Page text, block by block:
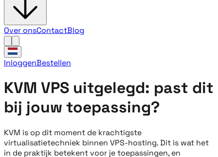
Over onsContactBlog
InloggenBestellen
KVM VPS uitgelegd: past dit
bij jouw toepassing?
KVM is op dit moment de krachtigste
virtualisatietechniek binnen VPS-hosting. Dit is wat het
in de praktijk betekent voor je toepassingen, en